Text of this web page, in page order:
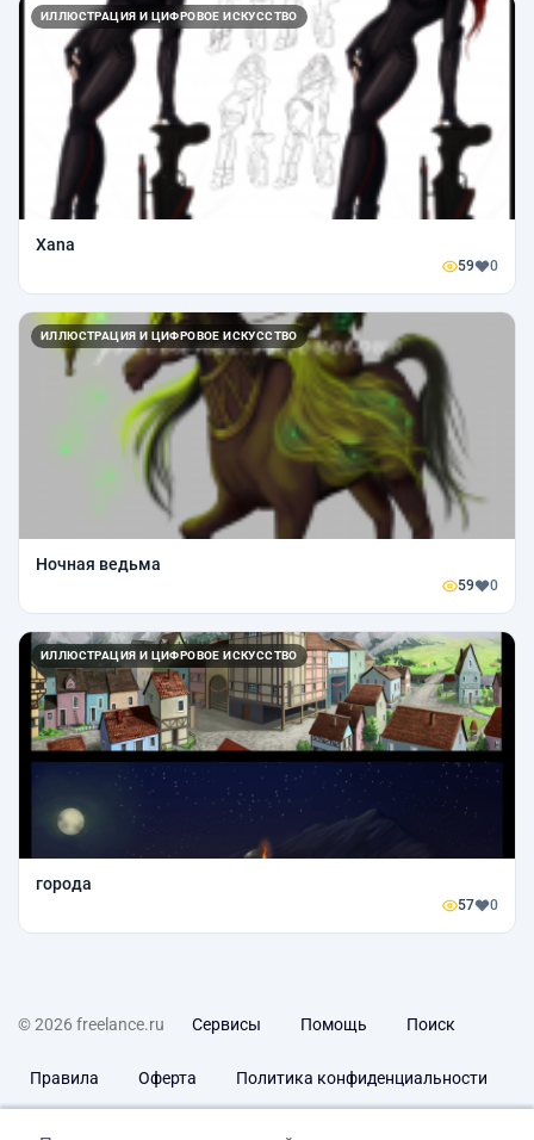
ИЛЛЮСТРАЦИЯ И ЦИФРОВОЕ ИСКУССТВО
Xana
59 0
ИЛЛЮСТРАЦИЯ И ЦИФРОВОЕ ИСКУССТВО
Ночная ведьма
59 0
ИЛЛЮСТРАЦИЯ И ЦИФРОВОЕ ИСКУССТВО
города
57 0
© 2026 freelance.ru Сервисы Помощь Поиск
Правила Оферта Политика конфиденциальности